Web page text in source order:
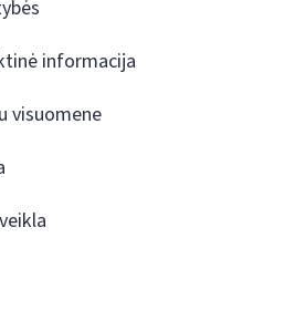
informacija
visuomene